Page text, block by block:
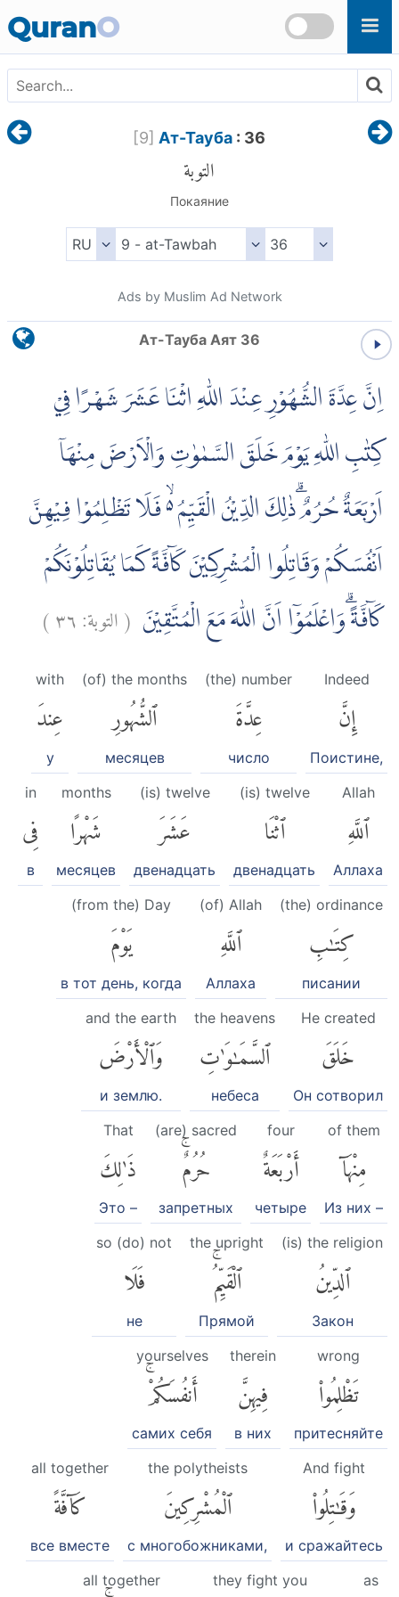
QuranO
[9] Ат-Тауба : 36
التوبة
Покаяние
Ads by Muslim Ad Network
Ат-Тауба Аят 36
اِنَّ عِدَّةَ الشُّهُوْرِ عِنْدَ اللّٰهِ اثْنَا عَشَرَ شَهْرًا فِيْ
كِتٰبِ اللّٰهِ يَوْمَ خَلَقَ السَّمٰوٰتِ وَالْاَرْضَ مِنْهَآ
اَرْبَعَةٌ حُرُمٌ ۗذٰلِكَ الدِّيْنُ الْقَيِّمُ ەۙ فَلَا تَظْلِمُوْا فِيْهِنَّ
اَنْفُسَكُمْ وَقَاتِلُوا الْمُشْرِكِيْنَ كَاۤفَّةً كَمَا يُقَاتِلُوْنَكُمْ
كَاۤفَّةً ۗوَاعْلَمُوْٓا اَنَّ اللّٰهَ مَعَ الْمُتَّقِيْنَ (التوبة:٣٦)
Indeed
إِنَّ
Поистине,
(the) number
عِدَّةَ
число
(of) the months
ٱلشُّهُورِ
месяцев
with
عِندَ
у
Allah
ٱللَّهِ
Аллаха
(is) twelve
ٱثْنَا
двенадцать
(is) twelve
عَشَرَ
двенадцать
months
شَهْرًا
месяцев
in
فِى
в
(the) ordinance
كِتَٰبِ
писании
(of) Allah
ٱللَّهِ
Аллаха
(from the) Day
يَوْمَ
в тот день, когда
He created
خَلَقَ
Он сотворил
the heavens
ٱلسَّمَٰوَٰتِ
небеса
and the earth
وَٱلْأَرْضَ
и землю.
of them
مِنْهَآ
Из них –
four
أَرْبَعَةٌ
четыре
(are) sacred
حُرُمٌۚ
запретных
That
ذَٰلِكَ
Это –
(is) the religion
ٱلدِّينُ
Закон
the upright
ٱلْقَيِّمُۚ
Прямой
so (do) not
فَلَا
не
wrong
تَظْلِمُوا۟
притесняйте
therein
فِيهِنَّ
в них
yourselves
أَنفُسَكُمْۚ
самих себя
And fight
وَقَٰتِلُوا۟
и сражайтесь
the polytheists
ٱلْمُشْرِكِينَ
с многобожниками,
all together
كَآفَّةً
все вместе
as
they fight you
all together